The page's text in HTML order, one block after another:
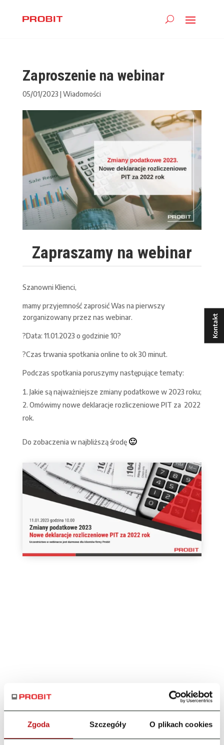
Zgoda Szczegóły O plikach cookies
Zaproszenie na webinar
05/01/2023 |Wiadomości
Zapraszamy na webinar
Szanowni Klienci,
mamy przyjemność zaprosić Was na pierwszy
zorganizowany przez nas webinar.
?Data: 11.01.2023 o godzinie 10?
?Czas trwania spotkania online to ok 30 minut.
Podczas spotkania poruszymy następujące tematy:
Jakie są najważniejsze zmiany podatkowe w 2023 roku;
Omówimy nowe deklaracje rozliczeniowe PIT za 2022
rok.
Do zobaczenia w najbliższą środę 🙂
Kontakt